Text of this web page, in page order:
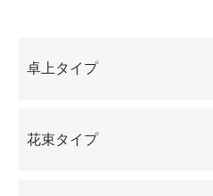
卓上タイプ
花束タイプ